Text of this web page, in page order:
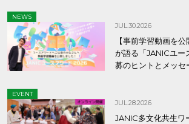
NEWS
JUL.30.2026
【事前学習動画を
が語る「JANICユー
募のヒントとメッセ
EVENT
JUL.28.2026
JANIC多文化共生ワ